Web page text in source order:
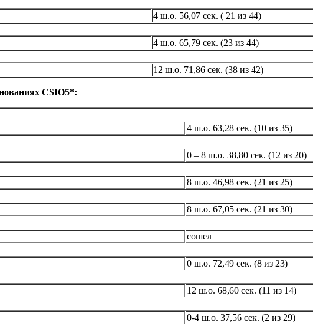
4 ш.о. 56,07 сек. ( 21 из 44)
4 ш.о. 65,79 сек. (23 из 44)
12 ш.о. 71,86 сек. (38 из 42)
CSIO5*:
4 ш.о. 63,28 сек. (10 из 35)
0 – 8 ш.о. 38,80 сек. (12 из 20)
8 ш.о. 46,98 сек. (21 из 25)
8 ш.о. 67,05 сек. (21 из 30)
сошел
0 ш.о. 72,49 сек. (8 из 23)
12 ш.о. 68,60 сек. (11 из 14)
0-4 ш.о. 37,56 сек. (2 из 29)